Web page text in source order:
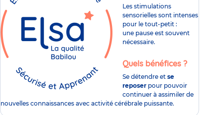
Les stimulations
sensorielles sont intenses
pour le tout-petit :
une pause est souvent
nécessaire.​
Quels bénéfices ?​
Se détendre et se
reposer pour pouvoir
continuer à assimiler de
nouvelles connaissances avec activité cérébrale puissante​.